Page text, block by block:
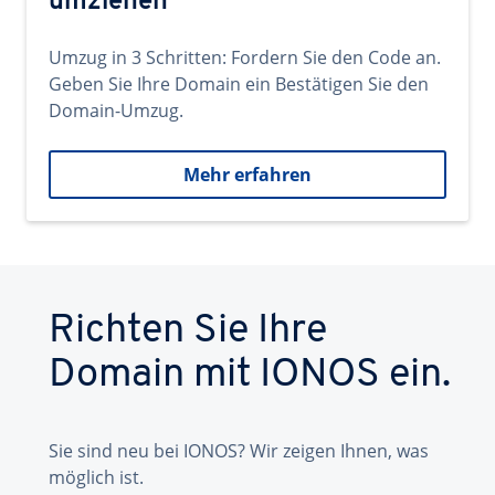
Umzug in 3 Schritten: Fordern Sie den Code an.
Geben Sie Ihre Domain ein Bestätigen Sie den
Domain-Umzug.
Mehr erfahren
Richten Sie Ihre
Domain mit IONOS ein.
Sie sind neu bei IONOS? Wir zeigen Ihnen, was
möglich ist.